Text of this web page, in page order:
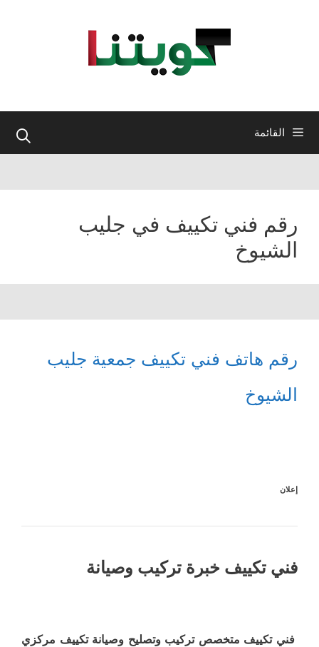
القائمة
رقم فني تكييف في جليب
الشيوخ
رقم هاتف فني تكييف جمعية جليب
الشيوخ
إعلان
فني تكييف خبرة تركيب وصيانة
فني تكييف متخصص تركيب وتصليح وصيانة تكييف مركزي